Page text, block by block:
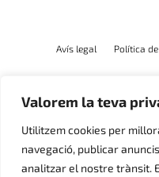
Valorem la teva
Utilitzem cookies per
navegació, publicar
analitzar el nostre trànsit.
Avís legal Política